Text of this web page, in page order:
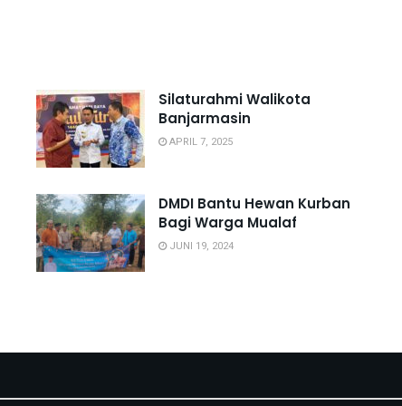
Silaturahmi Walikota
Banjarmasin
APRIL 7, 2025
DMDI Bantu Hewan Kurban
Bagi Warga Mualaf
JUNI 19, 2024